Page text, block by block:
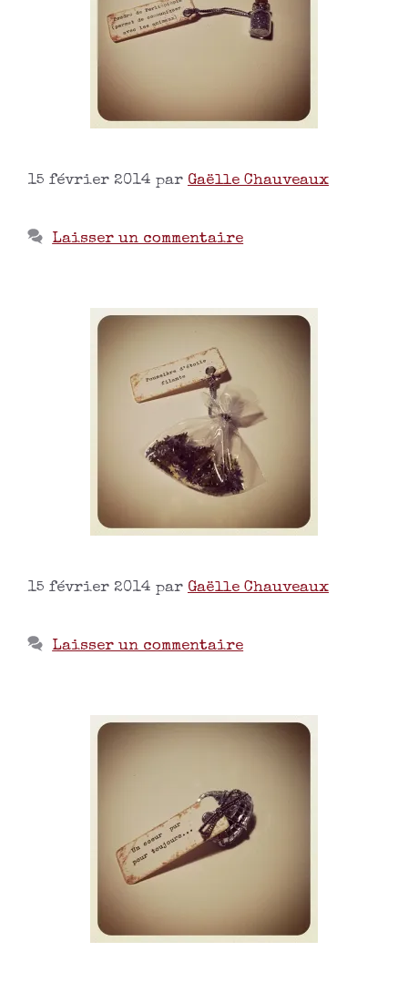
15 février 2014 par Gaëlle Chauveaux
Laisser un commentaire
15 février 2014 par Gaëlle Chauveaux
Laisser un commentaire